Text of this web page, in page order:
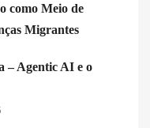
como Meio de
Migrantes
– Agentic AI e o